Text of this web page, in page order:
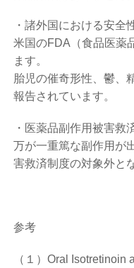
・諸外国における安全
米国のFDA（食品医薬
ます。
胎児の催奇形性、鬱、
報告されています。
・医薬品副作用被害救
万が一重篤な副作用が
害救済制度の対象外と
参考
（１）Oral Isotretinoin